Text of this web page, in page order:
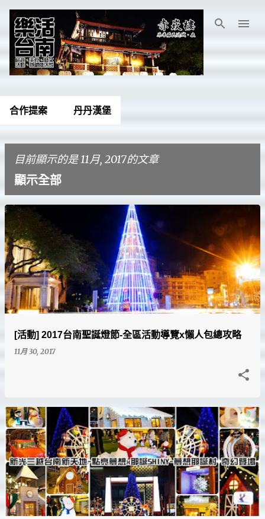
跳到主要內容
合作提案 丹丹漢堡
目前顯示的是 11月, 2017的文章
顯示全部
發
表
文
章
[活動] 2017台南聖誕燈節-全區活動導覽x懶人包總攻略
11月 30, 2017